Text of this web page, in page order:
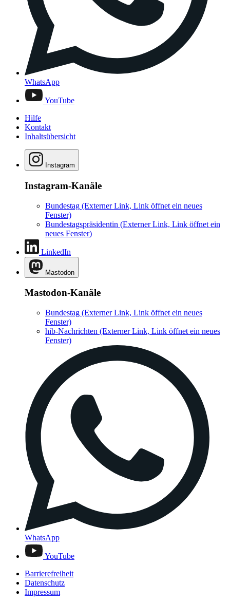
WhatsApp
YouTube
Hilfe
Kontakt
Inhaltsübersicht
Instagram
Instagram-Kanäle
Bundestag (Externer Link, Link öffnet ein neues
Fenster)
Bundestagspräsidentin (Externer Link, Link öffnet ein
neues Fenster)
LinkedIn
Mastodon
Mastodon-Kanäle
Bundestag (Externer Link, Link öffnet ein neues
Fenster)
hib-Nachrichten (Externer Link, Link öffnet ein neues
Fenster)
WhatsApp
YouTube
Barrierefreiheit
Datenschutz
Impressum